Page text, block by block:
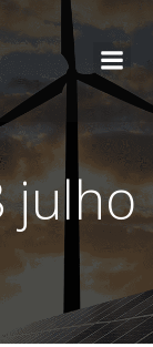
julho